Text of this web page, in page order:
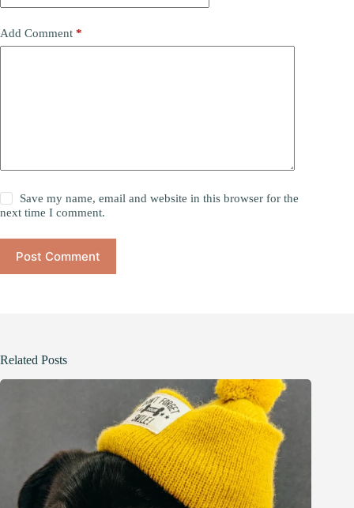
Add Comment *
Save my name, email and website in this browser for the
next time I comment.
Post Comment
Related Posts